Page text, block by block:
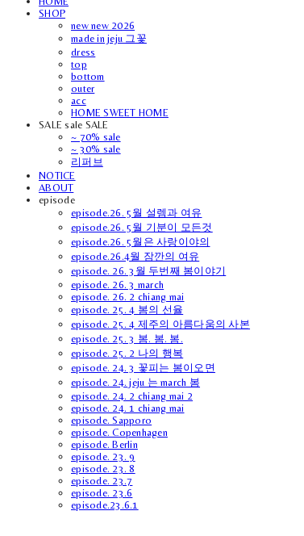
SHOP
new new 2026
made in jeju 그꽃
dress
top
bottom
outer
acc
HOME SWEET HOME
SALE sale SALE
~ 70% sale
~ 30% sale
리퍼브
NOTICE
ABOUT
episode
episode.26. 5월 설렘과 여유
episode.26. 5월 기분이 모든것
episode.26. 5월은 사랑이야의
episode.26.4월 잠깐의 여유
episode. 26. 3월 두번째 봄이야기
episode. 26. 3 march
episode. 26. 2 chiang mai
episode. 25. 4 봄의 선율
episode. 25. 4 제주의 아름다움의 사본
episode. 25. 3 봄. 봄. 봄.
episode. 25. 2 나의 행복
episode. 24. 3 꽃피는 봄이오면
episode. 24. jeju 는 march 봄
episode. 24. 2 chiang mai 2
episode. 24. 1 chiang mai
episode. Sapporo
episode. Copenhagen
episode. Berlin
episode. 23. 9
episode. 23. 8
episode. 23.7
episode. 23.6
episode.23.6.1